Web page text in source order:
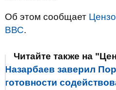
Об этом сообщает
ВВС.
Читайте также на
Назарбаев заверил
готовности